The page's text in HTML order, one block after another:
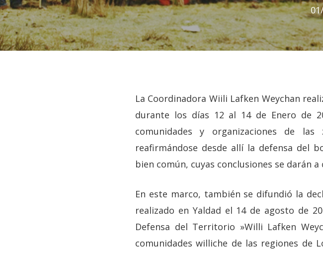
La Coordinadora Wiili Lafken Weychan
durante los días 12 al 14 de Enero de
comunidades y organizaciones de
reafirmándose desde allí la defensa del
bien común, cuyas conclusiones se darán
En este marco, también se difundió la
realizado en Yaldad el 14 de agosto de
Defensa del Territorio »Willi Lafken
comunidades williche de las regiones de